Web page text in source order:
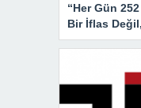
“Her Gün
Bir İflas Değil,